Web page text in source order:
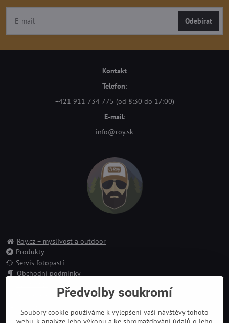
Odebírat
Kontakt
Telefon:
+421 911 734 775 (od 8:30 do 17:00)
E-mail:
info@roy.sk
Roy.cz – myslivost a outdoor
Produkty
Servis fotopastí
Obchodní podmínky
Doprava a platbaPředvolby soukromí
Soubory cookie používáme k vylepšení vaší návštěvy tohoto